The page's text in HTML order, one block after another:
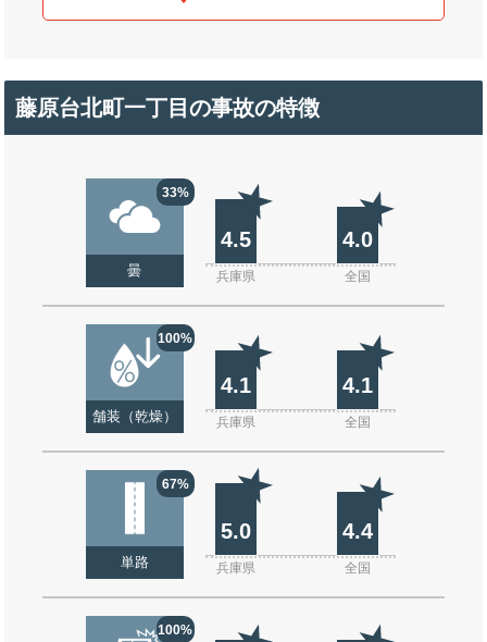
藤原台北町一丁目の事故の特徴
33%
曇
4.5 4.0
兵庫県 全国
100%
舗装（乾燥）
4.1 4.1
兵庫県 全国
67%
単路
5.0 4.4
兵庫県 全国
100%